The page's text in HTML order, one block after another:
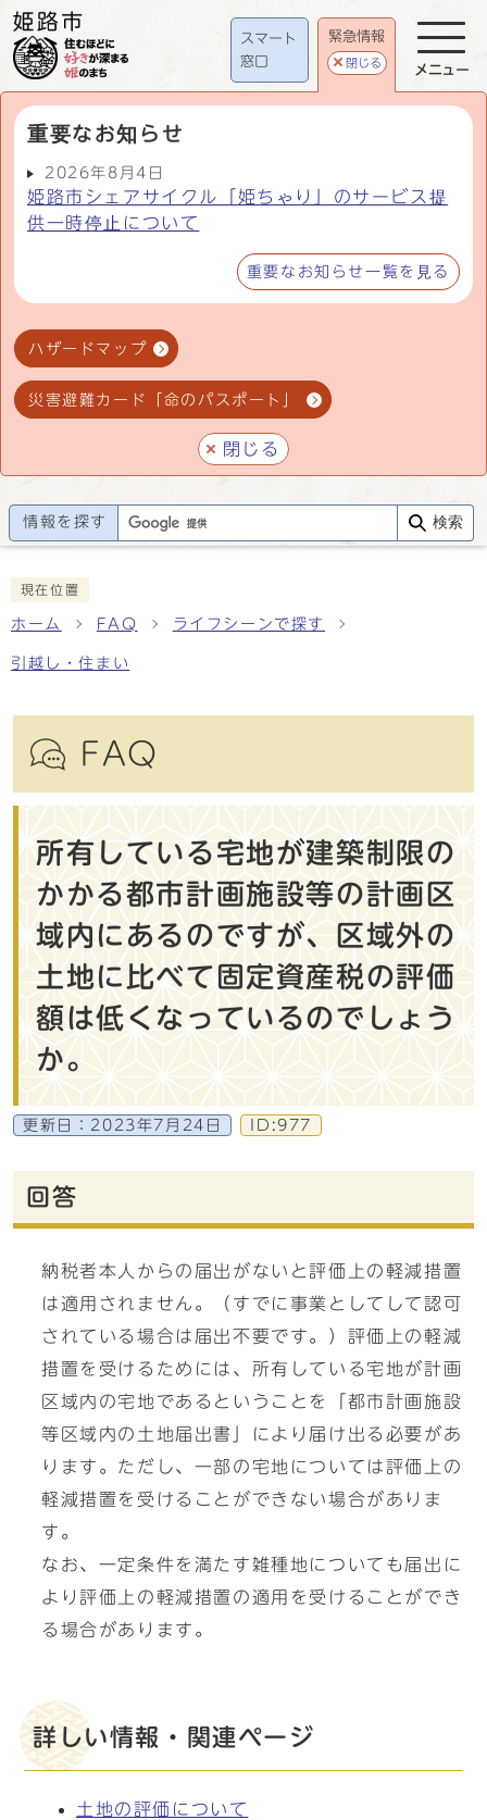
スマート
窓口
緊急情報
閉じる
重要なお知らせ
2026年8月4日
姫路市シェアサイクル「姫ちゃり」のサービス提
供一時停止について
重要なお知らせ一覧を見る
ハザードマップ
災害避難カード「命のパスポート」
閉じる
メニュー
情報を探す 検索
現在位置
ホーム FAQ ライフシーンで探す
引越し・住まい
FAQ
所有している宅地が建築制限の
かかる都市計画施設等の計画区
域内にあるのですが、区域外の
土地に比べて固定資産税の評価
額は低くなっているのでしょう
か。
更新日： 2023年7月24日 ID:977
回答
納税者本人からの届出がないと評価上の軽減措置
は適用されません。（すでに事業としてして認可
されている場合は届出不要です。）評価上の軽減
措置を受けるためには、所有している宅地が計画
区域内の宅地であるということを「都市計画施設
等区域内の土地届出書」により届け出る必要があ
ります。ただし、一部の宅地については評価上の
軽減措置を受けることができない場合がありま
す。
なお、一定条件を満たす雑種地についても届出に
より評価上の軽減措置の適用を受けることができ
る場合があります。
詳しい情報・関連ページ
土地の評価について